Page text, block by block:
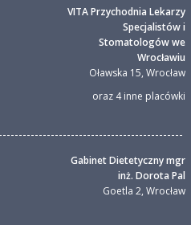
VITA Przychodnia Lekarzy
Specjalistów i
Stomatologów we
Wrocławiu
Oławska 15,Wrocław
oraz 4 inne placówki
Gabinet Dietetyczny mgr
inż. Dorota Pal
Goetla 2,Wrocław